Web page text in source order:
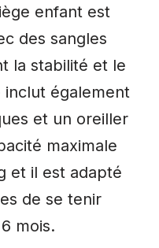
enfant est
des sangles
la stabilité et le
également
et un oreiller
maximale
et il est adapté
de se tenir
mois​.